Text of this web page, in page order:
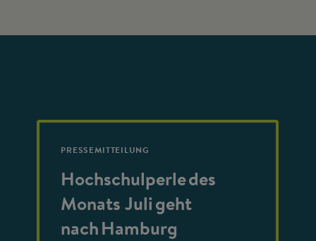
PRESSEMITTEILUNG
Hochschulperle des
Monats Juli geht
nach Hamburg